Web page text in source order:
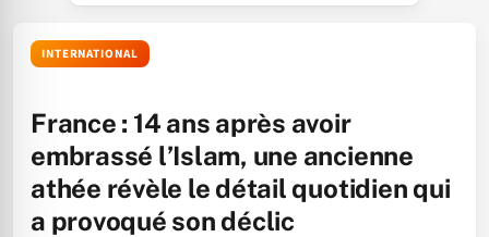
INTERNATIONAL
France : 14 ans après avoir
embrassé l’Islam, une ancienne
athée révèle le détail quotidien qui
a provoqué son déclic